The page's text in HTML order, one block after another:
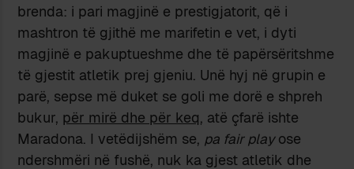
brenda: i pari magjinë e prestigjatorit, që i
mashtron të gjithë me marifetin e vet, i dyti
magjinë e pakuptueshme dhe të papërsëritshme
të gjestit atletik prej gjeniu. Unë hyj në grupin e
parë, sepse më duket se goli me dorë e shpreh
bukur, për mirë dhe për keq, atë çfarë ishte
Maradona. I vetëdijshëm se, pa fair playose
ndershmëri në fushë, nuk ka gjest atletik dhe